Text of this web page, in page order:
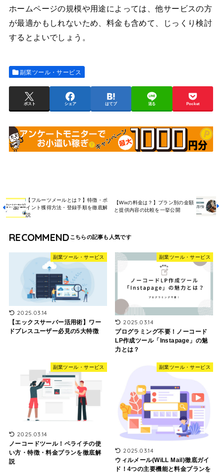
ホームページの規模や用途によっては、他サービスの方
が最適かもしれないため、料金も含めて、じっくり検討
するとよいでしょう。
副業ツール・サービス
ポスト シェア はてブ 送る Pocket
【フルーツメールとは？】特徴・ポ
イント獲得方法・登録手順を徹底解
説
【Wixの料金は？】プラン別の金額
と提供内容の比較を一挙公開
RECOMMEND
副業ツール・サービス
2025.03.14
【エックスサーバー活用術】ワー
ドプレスユーザー必見の5大特徴
副業ツール・サービス
2025.03.14
プログラミング不要！ノーコード
LP作成ツール「Instapage」の魅
力とは？
副業ツール・サービス
2025.03.14
ノーコードツール！ペライチの使
い方・特徴・料金プランを徹底解
説
副業ツール・サービス
2025.03.14
ウィルメール(WiLL Mail)徹底ガイ
ド！4つの主要機能と料金プランを